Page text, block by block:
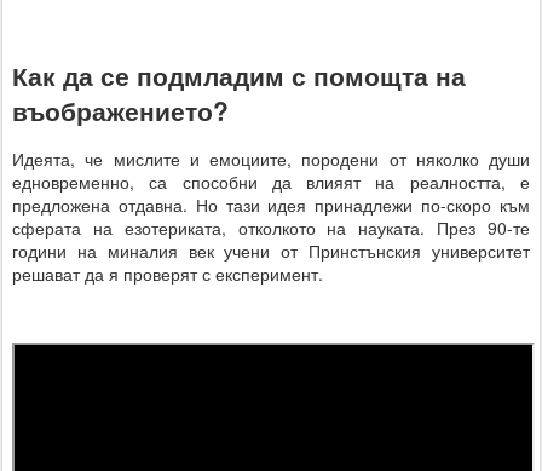
Как да се подмладим с помощта на
въображението?
Идеята, че мислите и емоциите, породени от няколко души
едновременно, са способни да влияят на реалността, е
предложена отдавна. Но тази идея принадлежи по-скоро към
сферата на езотериката, отколкото на науката. През 90-те
години на миналия век учени от Принстънския университет
решават да я проверят с експеримент.